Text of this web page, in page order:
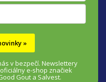
»
v bezpečí. Newslettery
oficiálnye-shop značiek
Gout a Salvest.